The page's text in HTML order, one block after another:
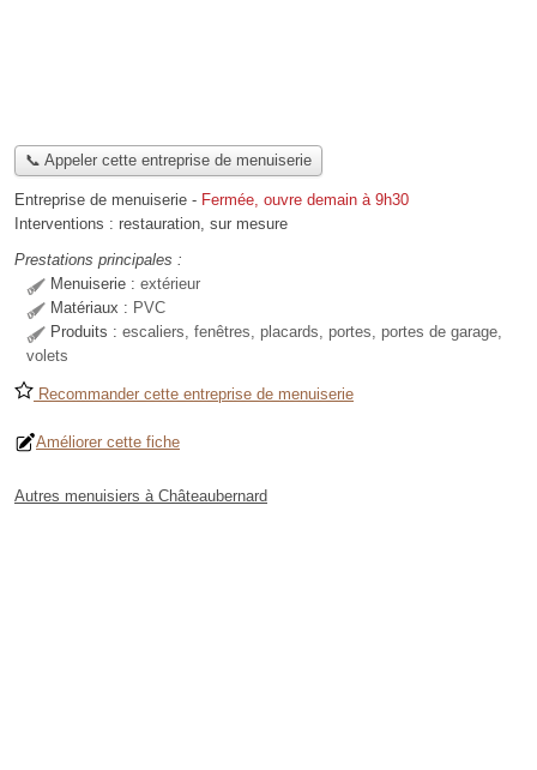
📞 Appeler cette entreprise de menuiserie
Entreprise de menuiserie - Fermée, ouvre demain à 9h30
Interventions : restauration, sur mesure
Prestations principales :
Menuiserie : extérieur
Matériaux : PVC
Produits : escaliers, fenêtres, placards, portes, portes de garage,
volets
Recommander cette entreprise de menuiserie
Améliorer cette fiche
Autres menuisiers à Châteaubernard